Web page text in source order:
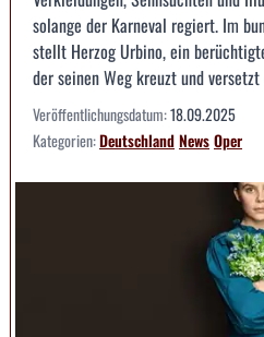
solange der Karneval regiert. Im
stellt Herzog Urbino, ein
der seinen Weg kreuzt und
Veröffentlichungsdatum:18.09.2025
Kategorien:DeutschlandNewsOper